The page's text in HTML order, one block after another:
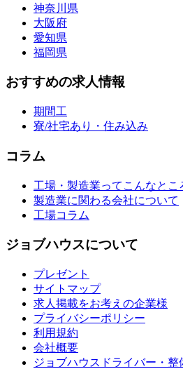
神奈川県
大阪府
愛知県
福岡県
おすすめの求人情報
期間工
寮/社宅あり・住み込み
コラム
工場・製造業ってこんなとこ
製造業に関わる会社について
工場コラム
ジョブハウスについて
プレゼント
サイトマップ
求人掲載をお考えの企業様
プライバシーポリシー
利用規約
会社概要
ジョブハウスドライバー・整